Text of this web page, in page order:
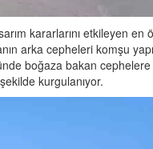
kararlarını etkileyen
arka cepheleri komşu
boğaza bakan
kurgulanıyor.